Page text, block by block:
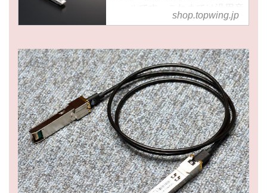
業品が用いられてきましたが、
ールが遂に登場します。
shop.topwing.jp